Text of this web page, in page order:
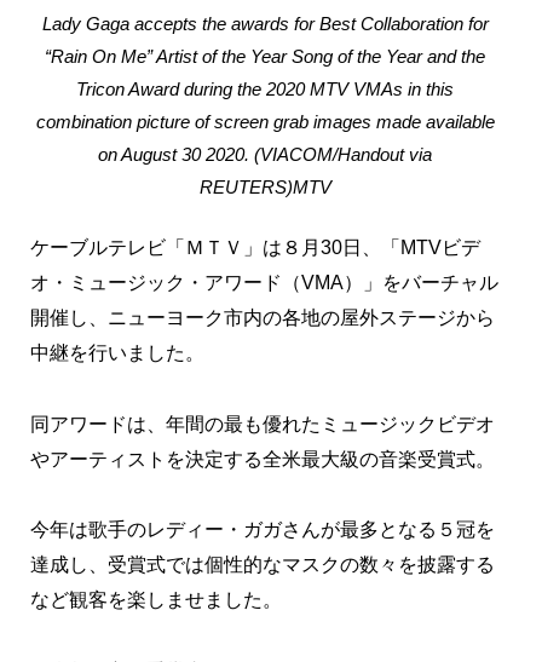
Lady Gaga accepts the awards for Best Collaboration for
“Rain On Me” Artist of the Year Song of the Year and the
Tricon Award during the 2020 MTV VMAs in this
combination picture of screen grab images made available
on August 30 2020. (VIACOM/Handout via
REUTERS)MTV
ケーブルテレビ「ＭＴＶ」は８月30日、「MTVビデ
オ・ミュージック・アワード（VMA）」をバーチャル
開催し、ニューヨーク市内の各地の屋外ステージから
中継を行いました。
同アワードは、年間の最も優れたミュージックビデオ
やアーティストを決定する全米最大級の音楽受賞式。
今年は歌手のレディー・ガガさんが最多となる５冠を
達成し、受賞式では個性的なマスクの数々を披露する
など観客を楽しませました。